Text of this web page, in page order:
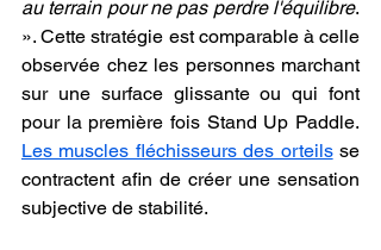
au terrain pour ne pas perdre l'équilibre.
». Cette stratégie est comparable à celle
observée chez les personnes marchant
sur une surface glissante ou qui font
Les muscles fléchisseurs des orteils se
contractent afin de créer une sensation
subjective de stabilité.